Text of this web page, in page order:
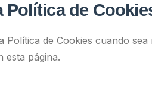
Política de
de Cookies cuando
esta página.